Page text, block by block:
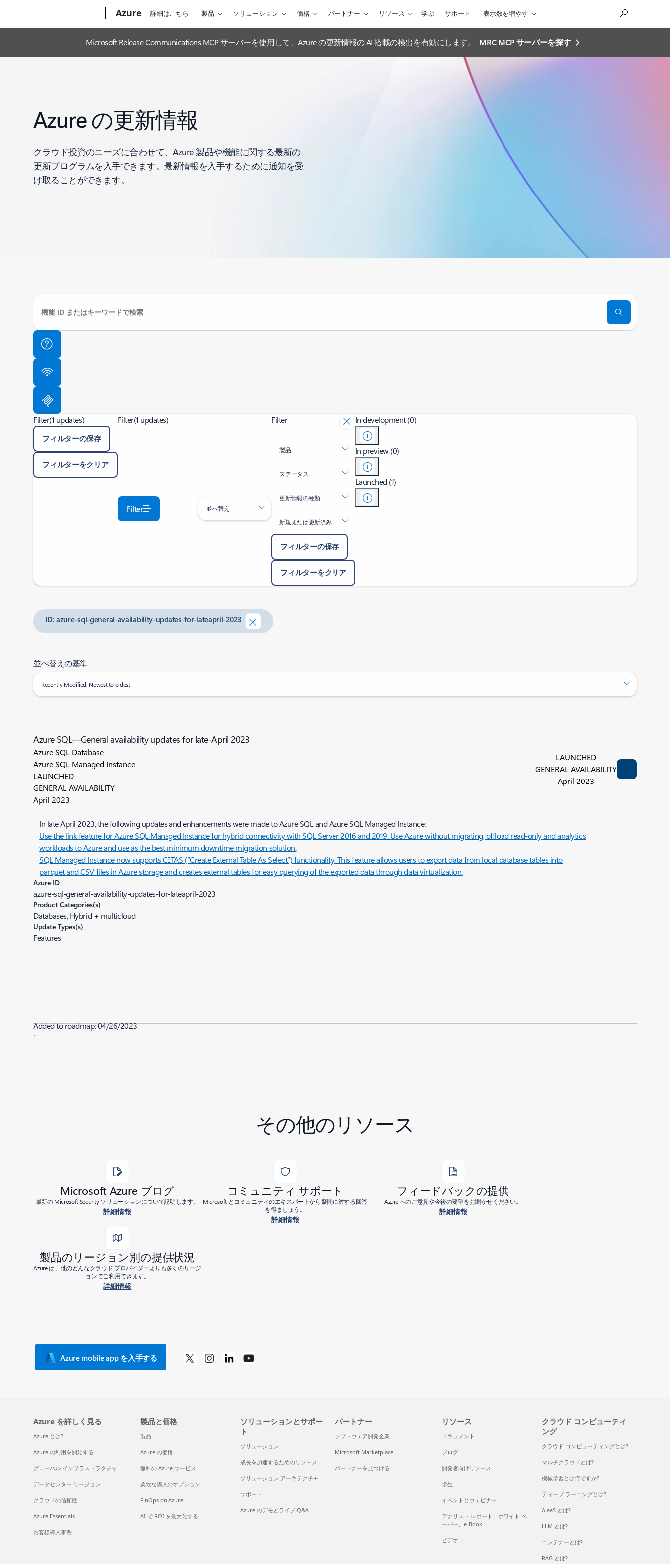
Azure 詳細はこちら 製品 ソリューション 価格 パートナー リソース 学ぶ サポート 表示数を増やす
Microsoft Release Communications MCP サーバーを使用して、Azure の更新情報の AI 搭載の検出を有効にします。 MRC MCP サーバーを探す
Azure の更新情報
クラウド投資のニーズに合わせて、Azure 製品や機能に関する最新の
更新プログラムを入手できます。最新情報を入手するために通知を受
け取ることができます。
Filter(1 updates)
フィルターの保存
フィルターをクリア
Filter(1 updates)
Filter 並べ替え
Filter
製品
ステータス
更新情報の種類
新規または更新済み
フィルターの保存
フィルターをクリア
In development (0)
In preview (0)
Launched (1)
ID: azure-sql-general-availability-updates-for-lateapril-2023
並べ替えの基準
Recently Modified: Newest to oldest
Azure SQL—General availability updates for late-April 2023
Azure SQL Database
Azure SQL Managed Instance
LAUNCHED
GENERAL AVAILABILITY
April 2023
LAUNCHED
GENERAL AVAILABILITY
April 2023
In late April 2023, the following updates and enhancements were made to Azure SQL and Azure SQL Managed Instance:
Use the link feature for Azure SQL Managed Instance for hybrid connectivity with SQL Server 2016 and 2019. Use Azure without migrating, offload read-only and analytics
workloads to Azure and use as the best minimum downtime migration solution.
SQL Managed Instance now supports CETAS (“Create External Table As Select”) functionality. This feature allows users to export data from local database tables into
parquet and CSV files in Azure storage and creates external tables for easy querying of the exported data through data virtualization.
Azure ID
azure-sql-general-availability-updates-for-lateapril-2023
Product Categories(s)
Databases, Hybrid + multicloud
Update Types(s)
Features
Added to roadmap:04/26/2023
|
その他のリソース
Microsoft Azure ブログ
最新の Microsoft Security ソリューションについて説明します。
詳細情報
コミュニティ サポート
Microsoft とコミュニティのエキスパートから疑問に対する回答
を得ましょう。
詳細情報
フィードバックの提供
Azure へのご意見や今後の要望をお聞かせください。
詳細情報
製品のリージョン別の提供状況
Azure は、他のどんなクラウド プロバイダーよりも多くのリージ
ョンでご利用できます。
詳細情報
Azure mobile app を入手する
Azure を詳しく見る
Azure とは?
Azure の利用を開始する
グローバル インフラストラクチャ
データセンター リージョン
クラウドの信頼性
Azure Essentials
お客様導入事例
製品と価格
製品
Azure の価格
無料の Azure サービス
柔軟な購入のオプション
FinOps on Azure
AI で ROI を最大化する
ソリューションとサポー
ト
ソリューション
成長を加速するためのリソース
ソリューション アーキテクチャ
サポート
Azure のデモとライブ Q&A
パートナー
ソフトウェア開発企業
Microsoft Marketplace
パートナーを見つける
リソース
ドキュメント
ブログ
開発者向けリソース
学生
イベントとウェビナー
アナリスト レポート、ホワイト ペ
ーパー、e-Book
ビデオ
クラウド コンピューティ
ング
クラウド コンピューティングとは?
マルチクラウドとは?
機械学習とは何ですか?
ディープ ラーニングとは?
AlaaS とは?
LLM とは?
コンテナーとは?
RAG とは?